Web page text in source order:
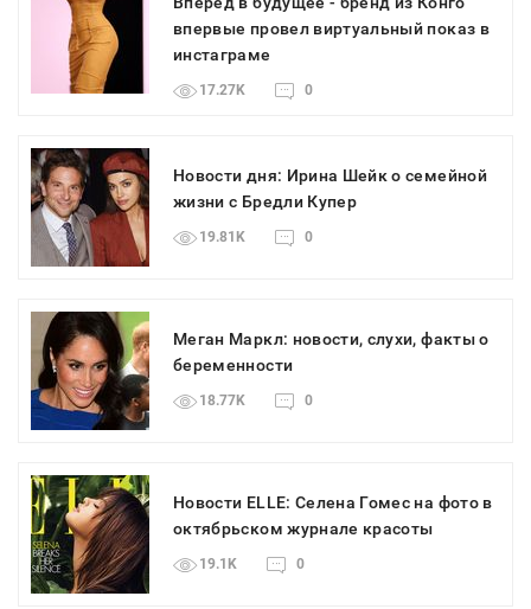
впервые провел виртуальный показ в
инстаграме
17.27K 0
Новости дня: Ирина Шейк о семейной
жизни с Бредли Купер
19.81K 0
Меган Маркл: новости, слухи, факты о
беременности
18.77K 0
Новости ELLE: Селена Гомес на фото в
октябрьском журнале красоты
19.1K 0